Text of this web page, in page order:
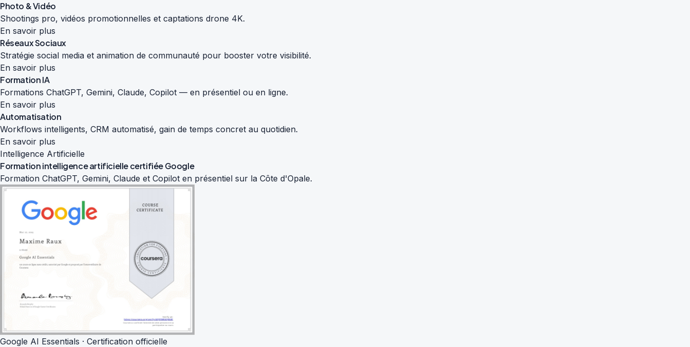
Photo & Vidéo
Shootings pro, vidéos promotionnelles et captations drone 4K.
En savoir plus
Réseaux Sociaux
Stratégie social media et animation de communauté pour booster votre visibilité.
En savoir plus
Formation IA
Formations ChatGPT, Gemini, Claude, Copilot — en présentiel ou en ligne.
En savoir plus
Automatisation
Workflows intelligents, CRM automatisé, gain de temps concret au quotidien.
En savoir plus
Intelligence Artificielle
Formation intelligence artificiellecertifiée Google
Formation ChatGPT, Gemini, Claude et Copilot en présentiel sur la Côte d'Opale.
Google AI Essentials · Certification officielle